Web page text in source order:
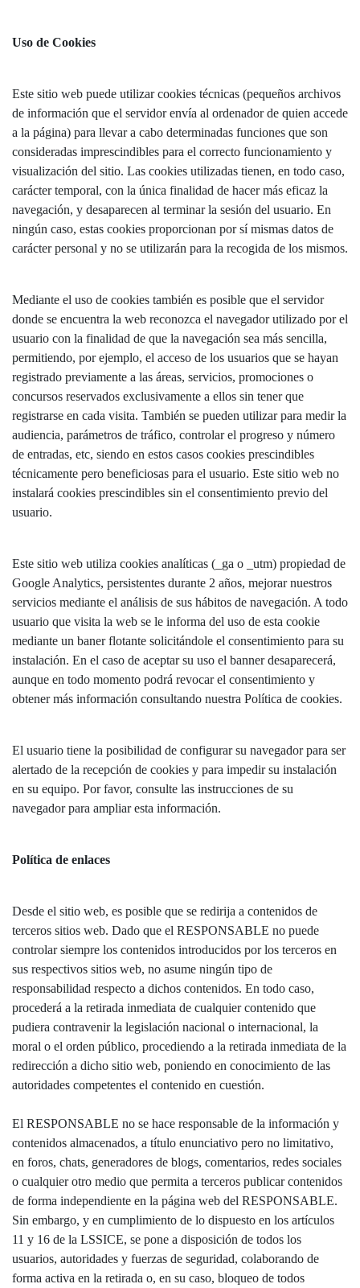
Uso de Cookies
Este sitio web puede utilizar cookies técnicas (pequeños archivos
de información que el servidor envía al ordenador de quien accede
a la página) para llevar a cabo determinadas funciones que son
consideradas imprescindibles para el correcto funcionamiento y
visualización del sitio. Las cookies utilizadas tienen, en todo caso,
carácter temporal, con la única finalidad de hacer más eficaz la
navegación, y desaparecen al terminar la sesión del usuario. En
ningún caso, estas cookies proporcionan por sí mismas datos de
carácter personal y no se utilizarán para la recogida de los mismos.
Mediante el uso de cookies también es posible que el servidor
donde se encuentra la web reconozca el navegador utilizado por el
usuario con la finalidad de que la navegación sea más sencilla,
permitiendo, por ejemplo, el acceso de los usuarios que se hayan
registrado previamente a las áreas, servicios, promociones o
concursos reservados exclusivamente a ellos sin tener que
registrarse en cada visita. También se pueden utilizar para medir la
audiencia, parámetros de tráfico, controlar el progreso y número
de entradas, etc, siendo en estos casos cookies prescindibles
técnicamente pero beneficiosas para el usuario. Este sitio web no
instalará cookies prescindibles sin el consentimiento previo del
usuario.
Este sitio web utiliza cookies analíticas (_ga o _utm) propiedad de
Google Analytics, persistentes durante 2 años, mejorar nuestros
servicios mediante el análisis de sus hábitos de navegación. A todo
usuario que visita la web se le informa del uso de esta cookie
mediante un baner flotante solicitándole el consentimiento para su
instalación. En el caso de aceptar su uso el banner desaparecerá,
aunque en todo momento podrá revocar el consentimiento y
obtener más información consultando nuestra Política de cookies.
El usuario tiene la posibilidad de configurar su navegador para ser
alertado de la recepción de cookies y para impedir su instalación
en su equipo. Por favor, consulte las instrucciones de su
navegador para ampliar esta información.
Política de enlaces
Desde el sitio web, es posible que se redirija a contenidos de
terceros sitios web. Dado que el RESPONSABLE no puede
controlar siempre los contenidos introducidos por los terceros en
sus respectivos sitios web, no asume ningún tipo de
responsabilidad respecto a dichos contenidos. En todo caso,
procederá a la retirada inmediata de cualquier contenido que
pudiera contravenir la legislación nacional o internacional, la
moral o el orden público, procediendo a la retirada inmediata de la
redirección a dicho sitio web, poniendo en conocimiento de las
autoridades competentes el contenido en cuestión.
El RESPONSABLE no se hace responsable de la información y
contenidos almacenados, a título enunciativo pero no limitativo,
en foros, chats, generadores de blogs, comentarios, redes sociales
o cualquier otro medio que permita a terceros publicar contenidos
de forma independiente en la página web del RESPONSABLE.
Sin embargo, y en cumplimiento de lo dispuesto en los artículos
11 y 16 de la LSSICE, se pone a disposición de todos los
usuarios, autoridades y fuerzas de seguridad, colaborando de
forma activa en la retirada o, en su caso, bloqueo de todos